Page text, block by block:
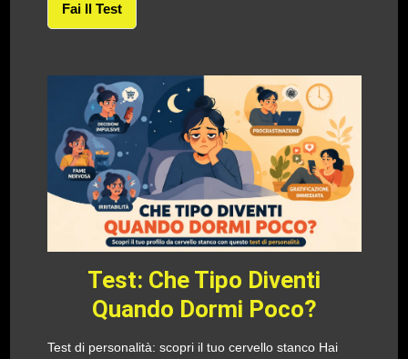
Fai Il Test
Test: Che Tipo Diventi
Quando Dormi Poco?
Test di personalità: scopri il tuo cervello stanco Hai